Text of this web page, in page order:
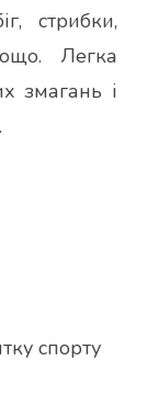
стрибки,
Легка
змагань і
спорту